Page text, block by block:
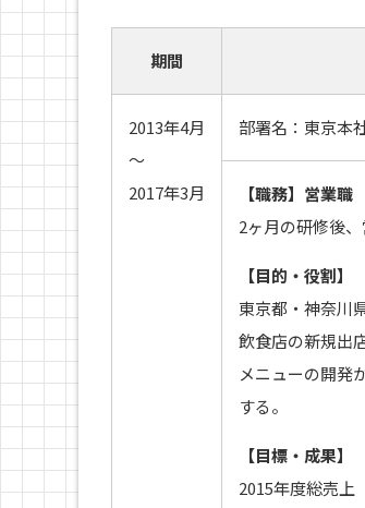
期間
2013年4月
～
2017年3月
部署名：東京
【職務】営業
2ヶ月の研修後
【目的・役割】
東京都・神奈川
飲食店の新規出
メニューの開発
する。
【目標・成果】
2015年度総売